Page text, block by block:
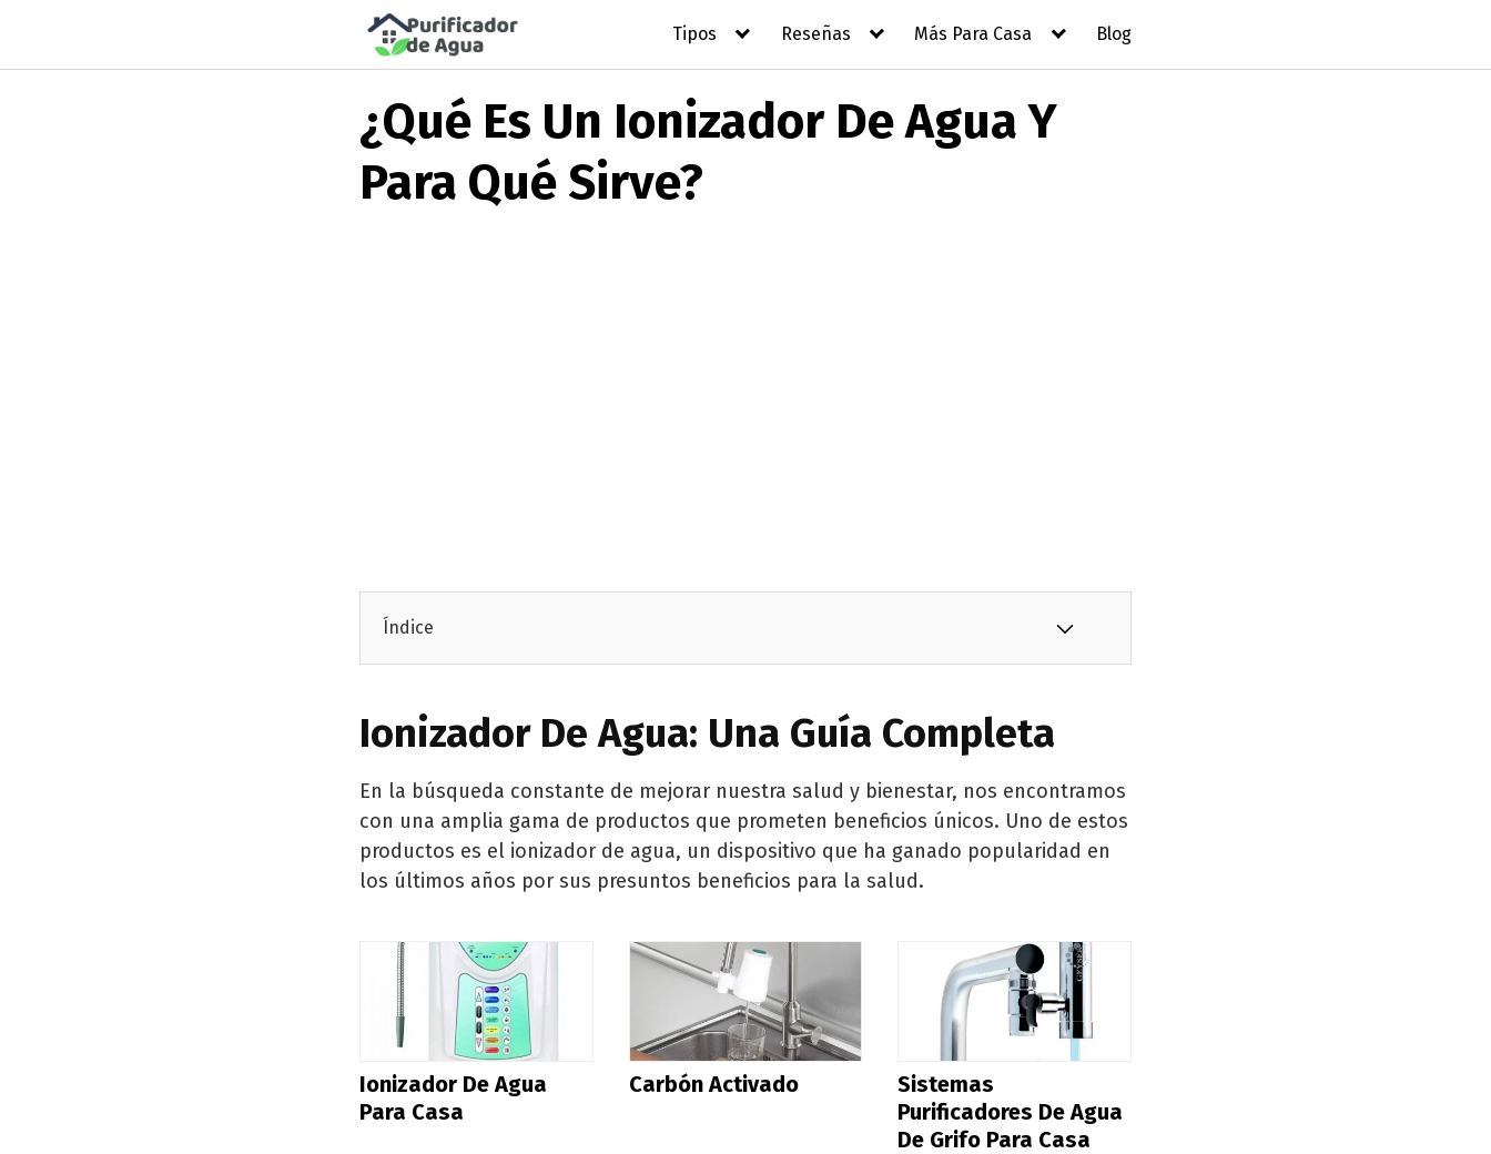
Saltar
Tipos Reseñas Más Para Casa Blog
¿qué Es Un Ionizador De Agua Y
Para Qué Sirve?
Índice
Ionizador De Agua: Una Guía Completa
En la búsqueda constante de mejorar nuestra salud y bienestar, nos encontramos
con una amplia gama de productos que prometen beneficios únicos. Uno de estos
productos es el ionizador de agua, un dispositivo que ha ganado popularidad en
los últimos años por sus presuntos beneficios para la salud.
Ionizador De Agua
Para Casa
Carbón Activado
Sistemas
Purificadores De Agua
De Grifo Para Casa